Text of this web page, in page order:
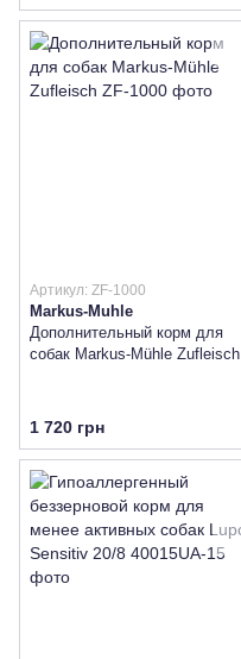
Артикул: ZF-1000
Markus-Muhle
Дополнительный корм для
собак Markus-Mühle Zufleisch
1 720 грн